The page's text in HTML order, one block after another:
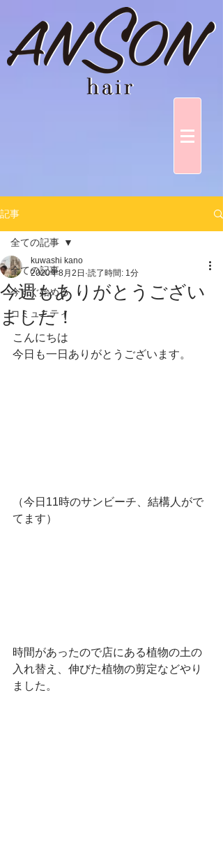
記事
全ての記事
今すぐ始める
コミュニティ
全ての記事
今週もありがとうござい
ました！
kuwashi kano
2020年8月2日 読了時間: 1分
こんにちは
今日も一日ありがとうございます。
（今日11時のサンビーチ、結構人がで
てます）
時間があったので店にある植物の土の
入れ替え、伸びた植物の剪定などやり
ました。